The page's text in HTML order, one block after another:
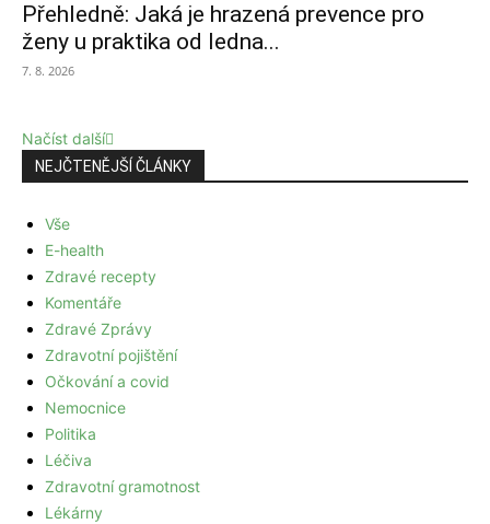
Přehledně: Jaká je hrazená prevence pro
ženy u praktika od ledna...
7. 8. 2026
Načíst další
NEJČTENĚJŠÍ ČLÁNKY
Vše
E-health
Zdravé recepty
Komentáře
Zdravé Zprávy
Zdravotní pojištění
Očkování a covid
Nemocnice
Politika
Léčiva
Zdravotní gramotnost
Lékárny